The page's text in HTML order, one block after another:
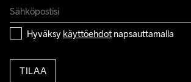
Hyväksy käyttöehdot napsauttamalla
TILAA